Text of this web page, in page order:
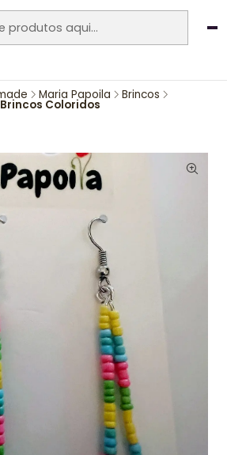
Sitemap:
sitemap.xml
Maria Papoila Brincos
Brincos Coloridos